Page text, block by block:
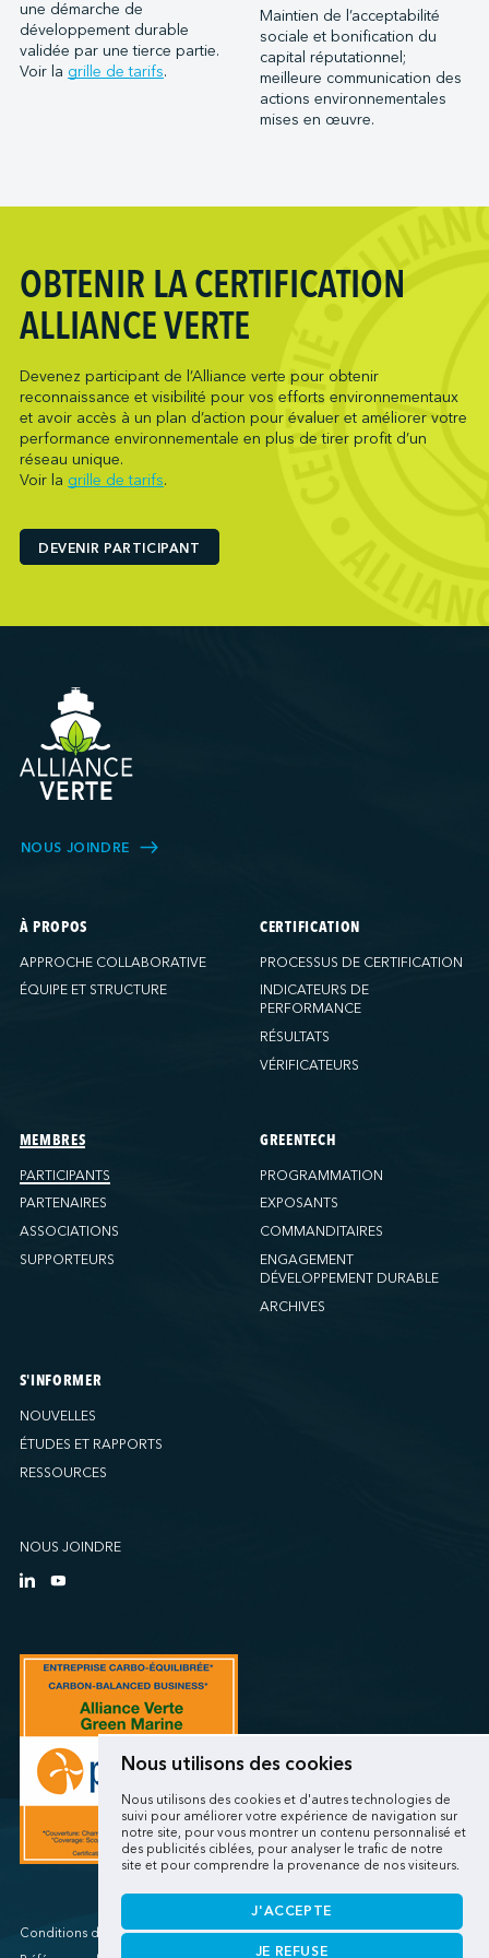
Nous utilisons des cookies
Nous utilisons des cookies et d'autres technologies de
suivi pour améliorer votre expérience de navigation sur
notre site, pour vous montrer un contenu personnalisé et
des publicités ciblées, pour analyser le trafic de notre
site et pour comprendre la provenance de nos visiteurs.
J'ACCEPTE
JE REFUSE
Ports of Indiana-Burns Harbor
Ports of Indiana-Jeffersonville
Ports of Indiana-Mount Vernon
Société du parc industriel et portuaire de Bécancour
Metro Ports - Houston
Metro Ports - Long Beach
Metro Ports - Morehead City
Oceanex
Owen Sound Transportation Company
Pasha Group (Wilmington)
Pembina Infrastructure and Logistics LP
Picton Terminals
PNCT
Ports America (Baton Rouge)
Ports America (Bayport)
Ports America (Charleston)
Ports America (Freeport)
Ports America (Galveston)
Ports America (Gulfport)
Ports America (Hueneme)
Ports America (IAP)
Ports America (Miami)
Ports America (NATSS)
Ports America (New Orleans)
Ports America (WBCT)
Ports America (Wilmington)
PSA Halifax
PSA Halifax (Fairview Cove)
QSL America
Société Terminaux Montréal Gateway
Sollio Agriculture (Hamilton)
Sollio Agriculture (Montréal)
Sollio Agriculture (Québec)
SSA Marine (Stockton)
SSA Marine (Vancouver Cruise)
SSA Marine (West Sacramento)
SSA Marine (West Sitcum Matson)
SSA Marine Canada (Lynnterm)
SSA Marine Canada (Squamish Terminals)
SSA Marine Canada (Victoria Cruise)
SSA Marine Mexico (Lazaro Cardenas)
SSA Marine Mexico (Manzanillo TEC)
SSA Marine Mexico (Veracruz)
une démarche de
développement durable
validée par une tierce partie.
Voir la grille de tarifs.
Maintien de l’acceptabilité
sociale et bonification du
capital réputationnel;
meilleure communication des
actions environnementales
mises en œuvre.
OBTENIR LA CERTIFICATION
ALLIANCE VERTE
Devenez participant de l’Alliance verte pour obtenir
reconnaissance et visibilité pour vos efforts environnementaux
et avoir accès à un plan d’action pour évaluer et améliorer votre
performance environnementale en plus de tirer profit d’un
réseau unique.
Voir la grille de tarifs.
DEVENIR PARTICIPANT
NOUS JOINDRE
À PROPOS
APPROCHE COLLABORATIVE
ÉQUIPE ET STRUCTURE
CERTIFICATION
PROCESSUS DE CERTIFICATION
INDICATEURS DE
PERFORMANCE
RÉSULTATS
VÉRIFICATEURS
MEMBRES
PARTICIPANTS
PARTENAIRES
ASSOCIATIONS
SUPPORTEURS
GREENTECH
PROGRAMMATION
EXPOSANTS
COMMANDITAIRES
ENGAGEMENT
DÉVELOPPEMENT DURABLE
ARCHIVES
S'INFORMER
NOUVELLES
ÉTUDES ET RAPPORTS
RESSOURCES
NOUS JOINDRE
Conditions d'utilisations/Renseignements personnels